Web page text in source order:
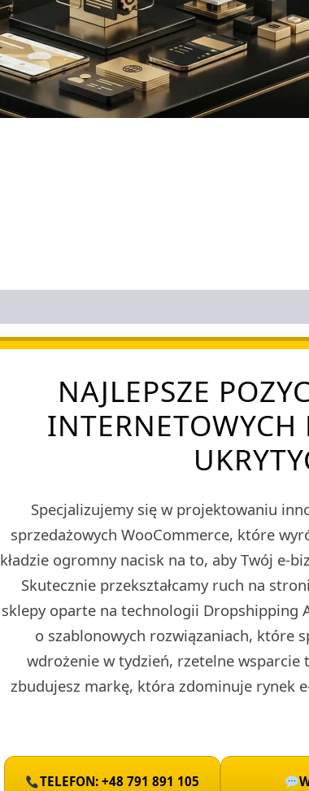
NAJLEPSZE
Specjalizujemy się w projektowaniu
sprzedażowych WooCommerce, które
kładzie ogromny nacisk na to, aby Twój e-
Skutecznie przekształcamy ruch na
sklepy oparte na technologii
o szablonowych rozwiązaniach, które
wdrożenie w tydzień, rzetelne wsparcie
zbudujesz markę, która zdominuje rynek
TELEFON: +48 791 891 105